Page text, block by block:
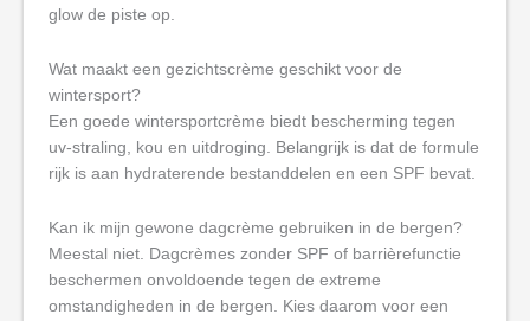
glow de piste op.
Wat maakt een gezichtscrème geschikt voor de
wintersport?
Een goede wintersportcrème biedt bescherming tegen
uv-straling, kou en uitdroging. Belangrijk is dat de formule
rijk is aan hydraterende bestanddelen en een SPF bevat.
Kan ik mijn gewone dagcrème gebruiken in de bergen?
Meestal niet. Dagcrèmes zonder SPF of barrièrefunctie
beschermen onvoldoende tegen de extreme
omstandigheden in de bergen. Kies daarom voor een